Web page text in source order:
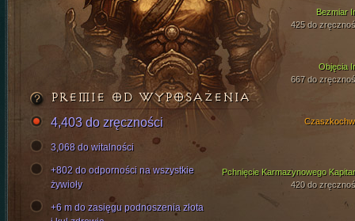
Bezmiar
425 do
Objęcia
667 do
Pchnięcie Karmazynowego
420 do
PREMIE OD WYPOSAŻENIA
4,403 do zręczności
3,068 do witalności
+802 do odporności na wszystkie
żywioły
+6 m do zasięgu podnoszenia złota